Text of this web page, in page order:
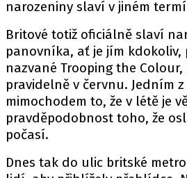
narozeniny slaví v jiném
Britové totiž oficiálně slaví
panovníka, ať je jím kdokoliv,
nazvané Trooping the
pravidelně v červnu. Jedním
mimochodem to, že v létě je
pravděpodobnost toho, že
počasí.
Dnes tak do ulic britské